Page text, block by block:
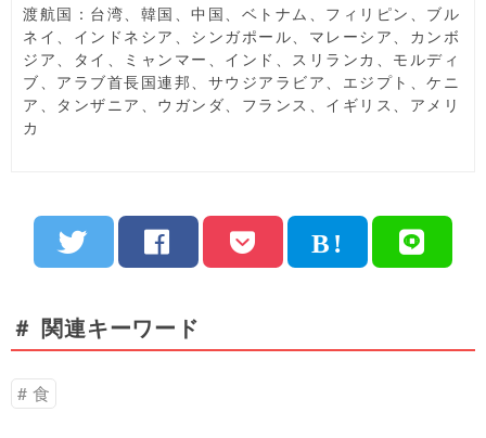
渡航国：台湾、韓国、中国、ベトナム、フィリピン、ブル
ネイ、インドネシア、シンガポール、マレーシア、カンボ
ジア、タイ、ミャンマー、インド、スリランカ、モルディ
ブ、アラブ首長国連邦、サウジアラビア、エジプト、ケニ
ア、タンザニア、ウガンダ、フランス、イギリス、アメリ
カ
＃ 関連キーワード
食